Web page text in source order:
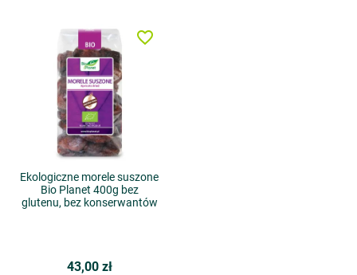
Ekologiczne morele suszone
Bio Planet 400g bez
glutenu, bez konserwantów
43,00 zł
favorite_border